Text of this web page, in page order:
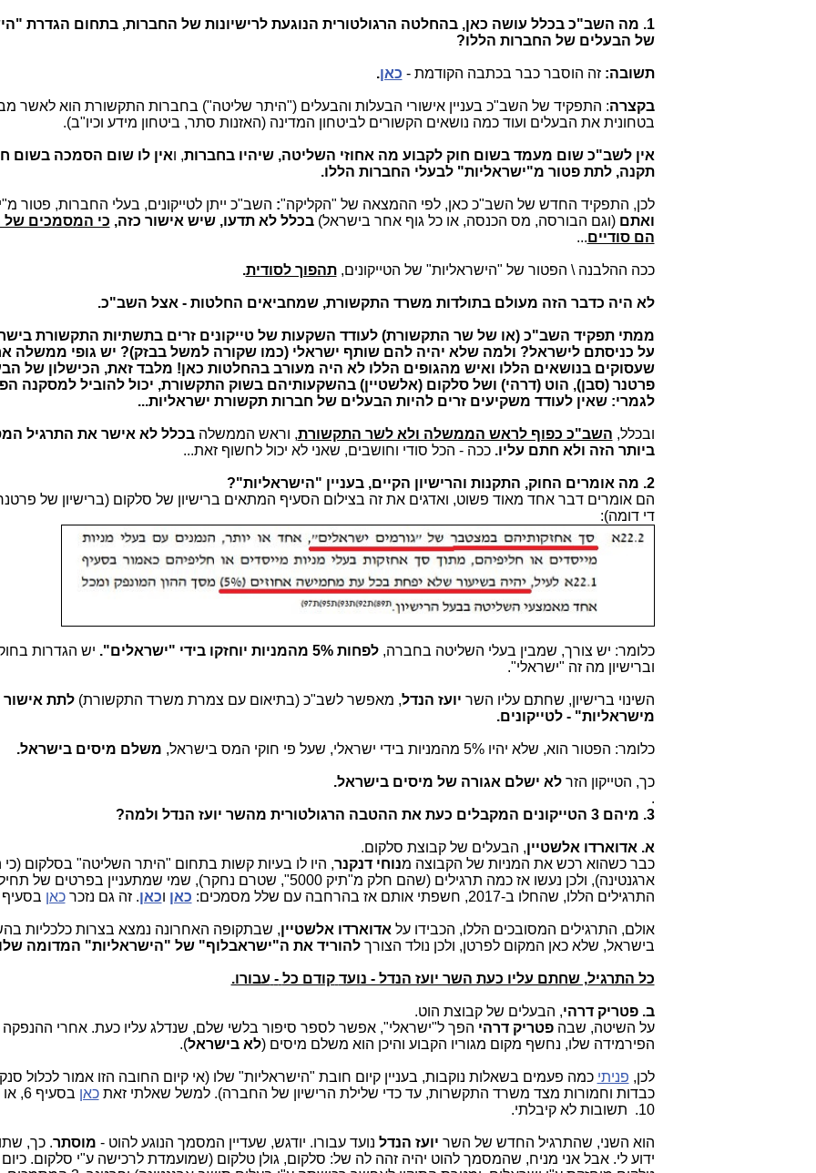
1. מה השב"כ בכלל עושה כאן, בהחלטה הרגולטורית הנוגעת לרישיונות של החברות, בתחום הגדרת
של הבעלים של החברות הללו?
תשובה:זה הוסבר כבר בכתבה הקודמת - כאן.
בקצרה: התפקיד של השב"כ בעניין אישורי הבעלות והבעלים ("היתר שליטה") בחברות התקשורת הוא לאשר
בטחונית את הבעלים ועוד כמה נושאים הקשורים לביטחון המדינה (האזנות סתר, ביטחון מידע וכיו"ב).
אין לשב"כ שום מעמד בשום חוק לקבוע מה אחוזי השליטה, שיהיו בחברות, ואין לו שום הסמכה בשום
תקנה, לתת פטור מ"ישראליות" לבעלי החברות הללו.
לכן, התפקיד החדש של השב"כ כאן, לפי ההמצאה של "הקליקה": השב"כ ייתן לטייקונים, בעלי החברות, פטור
ואתם(וגם הבורסה, מס הכנסה, או כל גוף אחר בישראל)בכלל לא תדעו, שיש אישור כזה, כי המסמכים
הם סודיים...
ככה ההלבנה \ הפטור של "הישראליות" של הטייקונים,תהפוך לסודית.
לא היה כדבר הזה מעולם בתולדות משרד התקשורת, שמחביאים החלטות - אצל השב"כ.
ממתי תפקיד השב"כ (או של שר התקשורת) לעודד השקעות של טייקונים זרים בתשתיות התקשורת
על כניסתם לישראל? ולמה שלא יהיה להם שותף ישראלי (כמו שקורה למשל בבזק)? יש גופי ממשלה
שעסוקים בנושאים הללו ואיש מהגופים הללו לא היה מעורב בהחלטות כאן! מלבד זאת, הכישלון של
פרטנר (סבן), הוט (דרהי) ושל סלקום (אלשטיין) בהשקעותיהם בשוק התקשורת, יכול להוביל למסקנה
לגמרי: שאין לעודד משקיעים זרים להיות הבעלים של חברות תקשורת ישראליות...
ובכלל, השב"כ כפוף לראש הממשלה ולא לשר התקשורת, וראש הממשלהבכלל לא אישר את התרגיל
ביותר הזה ולא חתם עליו. ככה - הכל סודי וחושבים, שאני לא יכול לחשוף זאת...
2. מה אומרים החוק, התקנות והרישיון הקיים, בעניין "הישראליות"?
הם אומרים דבר אחד מאוד פשוט, ואדגים את זה בצילום הסעיף המתאים ברישיון של סלקום (ברישיון של
די דומה):
כלומר: יש צורך, שמבין בעלי השליטה בחברה,לפחות 5% מהמניות יוחזקו בידי "ישראלים". יש הגדרות
וברישיון מה זה "ישראלי".
השינוי ברישיון, שחתם עליו השר יועז הנדל, מאפשר לשב"כ (בתיאום עם צמרת משרד התקשורת)לתת
מישראליות" - לטייקונים.
כלומר: הפטור הוא, שלא יהיו 5% מהמניות בידי ישראלי, שעל פי חוקי המס בישראל, משלם מיסים בישראל.
כך, הטייקון הזרלא ישלם אגורה של מיסים בישראל.
.
3. מיהם 3 הטייקונים המקבלים כעת את ההטבה הרגולטורית מהשר יועז הנדל ולמה?
א. אדוארדו אלשטיין, הבעלים של קבוצת סלקום.
כבר כשהוא רכש את המניות של הקבוצה מנוחי דנקנר, היו לו בעיות קשות בתחום "היתר השליטה" בסלקום
ארגנטינה), ולכן נעשו אז כמה תרגילים (שהם חלק מ"תיק 5000", שטרם נחקר), שמי שמתעניין בפרטים של
התרגילים הללו, שהחלו ב-2017, חשפתי אותם אז בהרחבה עם שלל מסמכים:
כאן וכאן. זה גם נזכרכאן בסעיף
אולם, התרגילים המסובכים הללו, הכבידו על אדוארדו אלשטיין, שבתקופה האחרונה נמצא בצרות כלכליות
בישראל, שלא כאן המקום לפרטן, ולכן נולד הצורךלהוריד את ה"ישראבלוף" של "הישראליות" המדומה
כל התרגיל, שחתם עליו כעת השר יועז הנדל - נועד קודם כל - עבורו.
ב. פטריק דרהי, הבעלים של קבוצת הוט.
על השיטה, שבהפטריק דרהי הפך ל"ישראלי", אפשר לספר סיפור בלשי שלם, שנדלג עליו כעת. אחרי
הפירמידה שלו, נחשף מקום מגוריו הקבוע והיכן הוא משלם מיסים (לא בישראל).
לכן, פניתי כמה פעמים בשאלות נוקבות, בעניין קיום חובת "הישראליות" שלו (אי קיום החובה הזו אמור לכלול
כבדות וחמורות מצד משרד התקשרות, עד כדי שלילת הרישיון של החברה). למשל שאלתי זאתכאן בסעיף 6, או
10. תשובות לא קיבלתי.
הוא השני, שהתרגיל החדש של השר יועז הנדל נועד עבורו. יודגש, שעדיין המסמך הנוגע להוט - מוסתר. כך,
ידוע לי. אבל אני מניח, שהמסמך להוט יהיה זהה לה של: סלקום, גולן טלקום (שמועמדת לרכישה ע"י סלקום. כיום